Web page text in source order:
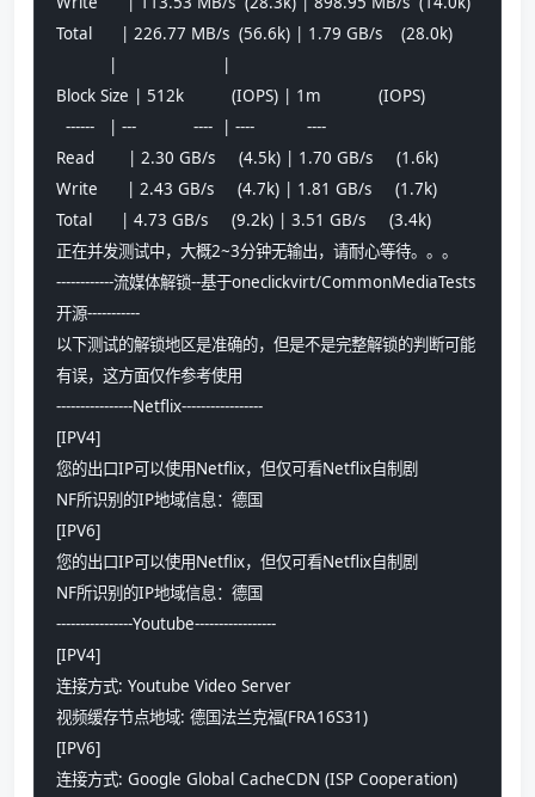
Total      | 226.77 MB/s  (56.6k) | 1.79 GB/s    (28.0k)
           |                      |
Block Size | 512k          (IOPS) | 1m            (IOPS)
  ------   | ---            ----  | ----           ----
Read       | 2.30 GB/s     (4.5k) | 1.70 GB/s     (1.6k)
Write      | 2.43 GB/s     (4.7k) | 1.81 GB/s     (1.7k)
Total      | 4.73 GB/s     (9.2k) | 3.51 GB/s     (3.4k)
正在并发测试中，大概2~3分钟无输出，请耐心等待。。。
------------流媒体解锁--基于oneclickvirt/CommonMediaTests
开源-----------
以下测试的解锁地区是准确的，但是不是完整解锁的判断可能
有误，这方面仅作参考使用
----------------Netflix-----------------
[IPV4]
您的出口IP可以使用Netflix，但仅可看Netflix自制剧
NF所识别的IP地域信息：德国
[IPV6]
您的出口IP可以使用Netflix，但仅可看Netflix自制剧
NF所识别的IP地域信息：德国
----------------Youtube-----------------
[IPV4]
连接方式: Youtube Video Server
视频缓存节点地域: 德国法兰克福(FRA16S31)
[IPV6]
连接方式: Google Global CacheCDN (ISP Cooperation)